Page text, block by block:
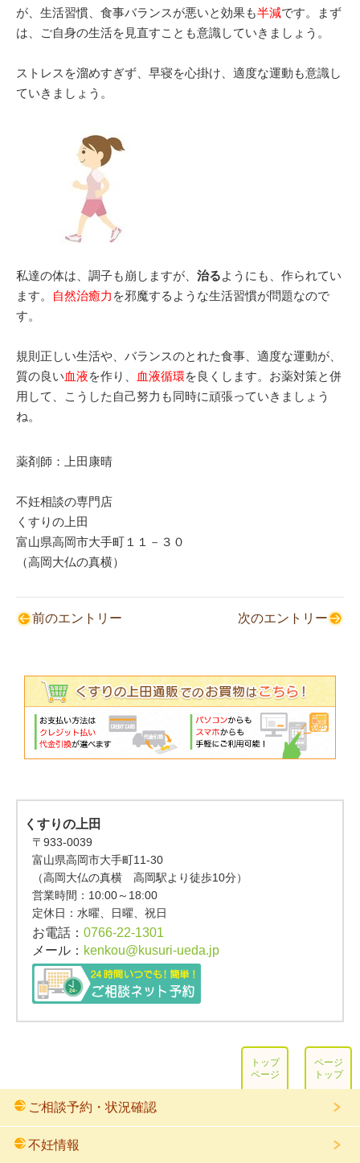
が、生活習慣、食事バランスが悪いと効果も半減です。まず
は、ご自身の生活を見直すことも意識していきましょう。
ストレスを溜めすぎず、早寝を心掛け、適度な運動も意識し
ていきましょう。
私達の体は、調子も崩しますが、 治るようにも、作られてい
ます。
自然治癒力 を邪魔するような生活習慣が問題なので
す。
規則正しい生活や、バランスのとれた食事、適度な運動が、
質の良い血液を作り、 血液循環を良くします。お薬対策と併
用して、こうした自己努力も同時に頑張っていきましょう
ね。
薬剤師：上田康晴
不妊相談の専門店
くすりの上田
富山県高岡市大手町１１－３０
（高岡大仏の真横）
前のエントリー 次のエントリー
くすりの上田
〒933-0039
富山県高岡市大手町11-30
（高岡大仏の真横 高岡駅より徒歩10分）
営業時間： 10:00～18:00
定休日：水曜、日曜、祝日
お電話： 0766-22-1301
メール： kenkou@kusuri-ueda.jp
ページ
トップ
トップ
ページ
ご相談予約・状況確認
不妊情報